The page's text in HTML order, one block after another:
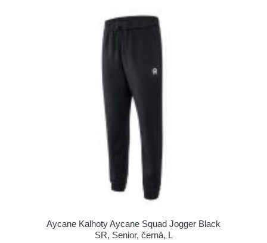
Aycane Kalhoty Aycane Squad Jogger Black
SR, Senior, černá, L